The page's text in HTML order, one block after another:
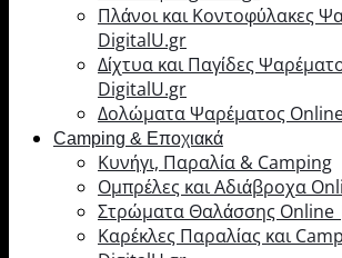
Πλάνοι και Κοντοφύλακες
DigitalU.gr
Δίχτυα και Παγίδες
DigitalU.gr
Δολώματα Ψαρέματος
Camping & Εποχιακά
Κυνήγι, Παραλία & Camping
Ομπρέλες και Αδιάβροχα
Στρώματα Θαλάσσης
Καρέκλες Παραλίας και